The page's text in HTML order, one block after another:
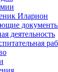
Иларион
деятельность